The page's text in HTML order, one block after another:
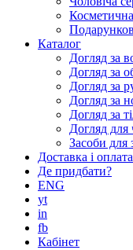
Косметична
Каталог
Догляд за
Догляд за
Догляд за
Догляд за
Догляд за
Догляд для
Засоби для
Доставка і оплата
Де придбати?
ENG
yt
in
fb
Кабінет